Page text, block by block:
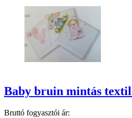
Baby bruin mintás
Bruttó fogyasztói ár: